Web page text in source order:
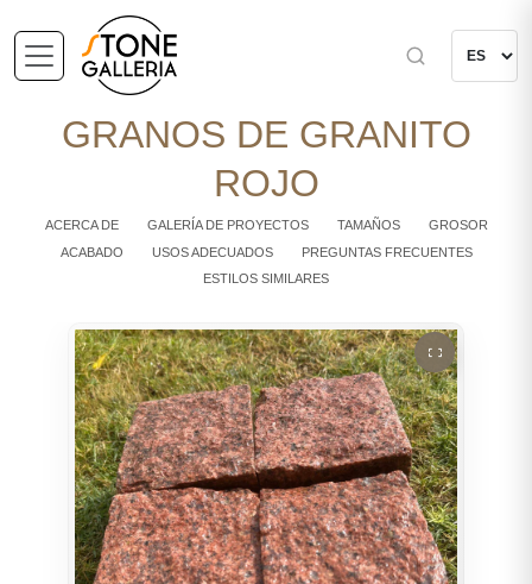
GRANOS DE GRANITO
ROJO
ACERCA DE GALERÍA DE PROYECTOS TAMAÑOS
GROSOR
ACABADO
USOS ADECUADOS
PREGUNTAS FRECUENTES
ESTILOS SIMILARES